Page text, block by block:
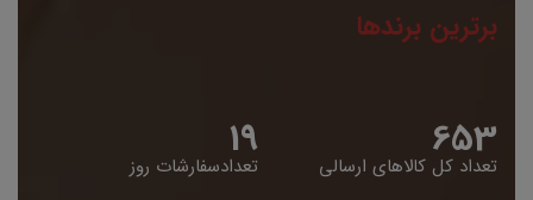
برترین برندها
653
تعداد کل کالاهای ارسالی 19
تعدادسفارشات روز